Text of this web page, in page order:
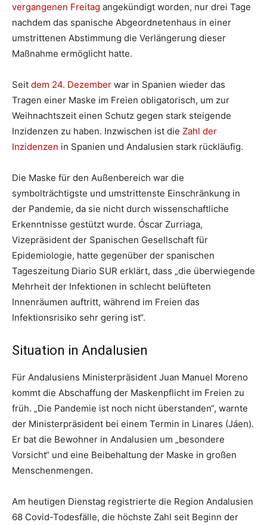
vergangenen Freitag angekündigt worden, nur drei Tage
nachdem das spanische Abgeordnetenhaus in einer
umstrittenen Abstimmung die Verlängerung dieser
Maßnahme ermöglicht hatte.
Seit dem 24. Dezember war in Spanien wieder das
Tragen einer Maske im Freien obligatorisch, um zur
Weihnachtszeit einen Schutz gegen stark steigende
Inzidenzen zu haben. Inzwischen ist die Zahl der
Inzidenzen in Spanien und Andalusien stark rückläufig.
Die Maske für den Außenbereich war die
symbolträchtigste und umstrittenste Einschränkung in
der Pandemie, da sie nicht durch wissenschaftliche
Erkenntnisse gestützt wurde. Óscar Zurriaga,
Vizepräsident der Spanischen Gesellschaft für
Epidemiologie, hatte gegenüber der spanischen
Tageszeitung Diario SUR erklärt, dass „die überwiegende
Mehrheit der Infektionen in schlecht belüfteten
Innenräumen auftritt, während im Freien das
Infektionsrisiko sehr gering ist“.
Situation in Andalusien
Für Andalusiens Ministerpräsident Juan Manuel Moreno
kommt die Abschaffung der Maskenpflicht im Freien zu
früh. „Die Pandemie ist noch nicht überstanden“, warnte
der Ministerpräsident bei einem Termin in Linares (Jáen).
Er bat die Bewohner in Andalusien um „besondere
Vorsicht“ und eine Beibehaltung der Maske in großen
Menschenmengen.
Am heutigen Dienstag registrierte die Region Andalusien
68 Covid-Todesfälle, die höchste Zahl seit Beginn der